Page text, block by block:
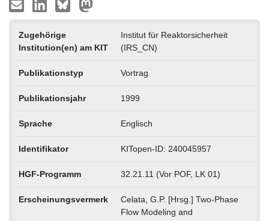
Zugehörige
Institution(en) am KIT
Institut für Reaktorsicherheit
(IRS_CN)
Publikationstyp Vortrag
Publikationsjahr 1999
Sprache Englisch
Identifikator KITopen-ID: 240045957
HGF-Programm 32.21.11 (Vor POF, LK 01)
Erscheinungsvermerk
Celata, G.P. [Hrsg.] Two-Phase
Flow Modeling and